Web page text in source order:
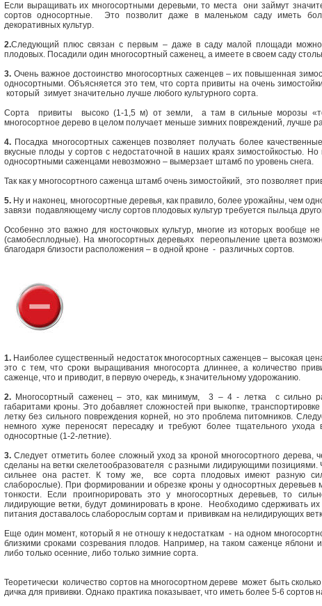
Если выращивать их многосортными деревьми, то места они займут
сортов односортные. Это позволит даже в маленьком саду иметь
декоративных культур.
2.Следующий плюс связан с первым – даже в саду малой площади
плодовых. Посадили один многосортный саженец, а имеете в своем саду
3. Очень важное достоинство многосортных саженцев – их повышенная
односортными. Объясняется это тем, что сорта привиты на очень
который зимует значительно лучше любого культурного сорта.
Сорта привиты высоко (1-1,5 м) от земли, а там в сильные морозы
многосортное дерево в целом получает меньше зимних повреждений, лучше
4. Посадка многосортных саженцев позволяет получать более
вкусные плоды у сортов с недостаточной в наших краях зимостойкостью.
односортными саженцами невозможно – вымерзает штамб по уровень снега.
Так как у многосортного саженца штамб очень зимостойкий, это позволяет
5. Ну и наконец, многосортные деревья, как правило, более урожайны, чем
завязи подавляющему числу сортов плодовых культур требуется пыльца
Особенно это важно для косточковых культур, многие из которых вообще
(самобесплодные). На многосортных деревьях переопыление цвета
благодаря близости расположения – в одной кроне - различных сортов.
1. Наиболее существенный недостаток многосортных саженцев – высокая
это с тем, что сроки выращивания многосорта длиннее, а количество
саженце, что и приводит, в первую очередь, к значительному удорожанию.
2. Многосортный саженец – это, как минимум, 3 – 4 - летка с сильно
габаритами кроны. Это добавляет сложностей при выкопке,
летку без сильного повреждения корней, но это проблема питомников.
немного хуже переносят пересадку и требуют более тщательного
односортные (1-2-летние).
3. Следует отметить более сложный уход за кроной многосортного дерева,
сделаны на ветки скелетообразователя с разными лидирующими позициями.
сильнее она растет. К тому же, все сорта плодовых имеют разную
слаборослые). При формировании и обрезке кроны у односортных
тонкости. Если проигнорировать это у многосортных деревьев, то
лидирующие ветки, будут доминировать в кроне. Необходимо сдерживать
питания доставалось слаборослым сортам и прививкам на нелидирующих
Еще один момент, который я не отношу к недостаткам - на одном
близкими сроками созревания плодов. Например, на таком саженце яблони
либо только осенние, либо только зимние сорта.
Теоретически количество сортов на многосортном дереве может быть
дичка для прививки. Однако практика показывает, что иметь более 5-6